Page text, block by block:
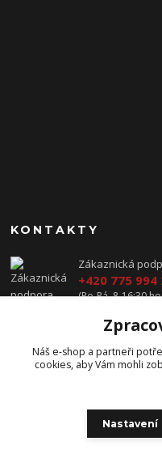
KONTAKTY
Zákaznická
+420 775 994
(Po-Pá, 8-16:30
Náš e-shop a partneři
cookies, aby Vám mohli
Nastavení